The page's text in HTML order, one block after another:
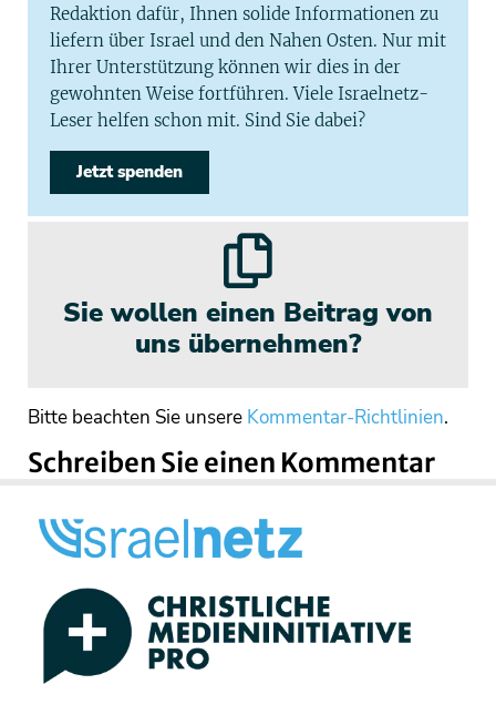
Redaktion dafür, Ihnen solide Informationen zu
liefern über Israel und den Nahen Osten. Nur mit
Ihrer Unterstützung können wir dies in der
gewohnten Weise fortführen. Viele Israelnetz-
Leser helfen schon mit. Sind Sie dabei?
Jetzt spenden
Sie wollen einen Beitrag von
uns übernehmen?
Bitte beachten Sie unsere Kommentar-Richtlinien.
Schreiben Sie einen Kommentar